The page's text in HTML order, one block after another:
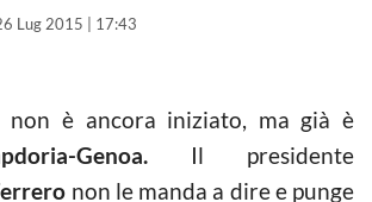
Lug 2015 | 17:43
non è ancora iniziato, ma già è
Genoa. Il presidente
non le manda a dire e punge